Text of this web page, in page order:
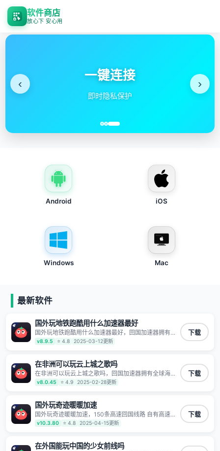
软件商店
放心下 安心用
一键连接
即时隐私保护
‹ ›
Android iOS
Windows Mac
最新软件
国外玩地铁跑酷用什么加速器最好
国外玩地铁跑酷用什么加速器最好，回国加速器拥有全
球海量节点覆盖，运营商专线不卡顿超稳定，专为海外
华人和留学生打造，帮助海外华人免除地域限制，随时
音乐。
v8.9.5 ⭐ 4.8 2025-03-12更新
下载
在非洲可以玩云上城之歌吗
在非洲可以玩云上城之歌吗，回国加速器拥有全球海量
节点覆盖，运营商专线不卡顿超稳定，专为海外华人和
留学生打造，帮助海外华人免除地域限制，随时高速稳
v8.0.45 ⭐ 4.9 2025-02-28更新
下载
国外玩奇迹暖暖加速
国外玩奇迹暖暖加速，150条高速回国线路 自有高速中
转节点 无需注册 一键连接 提供高速线路 应用内直达视
频音乐app,快人一步 应用模式 App互不干扰 不间断的隐
露 阻止第三方对数据进行窃取和监听
v10.3.80 ⭐ 4.8 2025-04-15更新
下载
在外国能玩中国的少女前线吗